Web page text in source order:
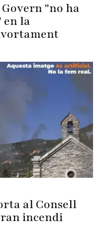
Govern "no ha
en la
al Consell
incendi